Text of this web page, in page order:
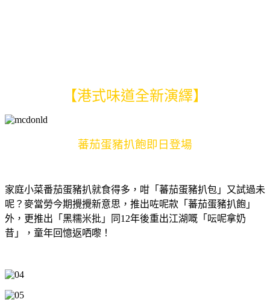
【港式味道全新演繹】
蕃茄蛋豬扒飽即日登場
家庭小菜番茄蛋豬扒就食得多，咁「蕃茄蛋豬扒包」又試過未
呢？麥當勞今期攪攪新意思，推出咗呢款「蕃茄蛋豬扒飽」
外，更推出「黑糯米批」同12年後重出江湖嘅「呍呢拿奶
昔」，童年回憶返哂嚟！